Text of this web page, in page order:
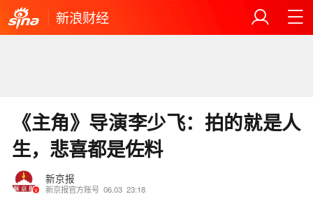
新浪财经
《主角》导演李少飞：拍的就是人
生，悲喜都是佐料
新京报
新京报官方账号 06.03 23:18